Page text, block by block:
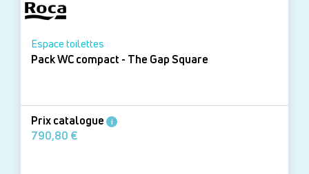
Espace toilettes
Pack WC compact - The Gap Square
Prix catalogue i
790,80 €